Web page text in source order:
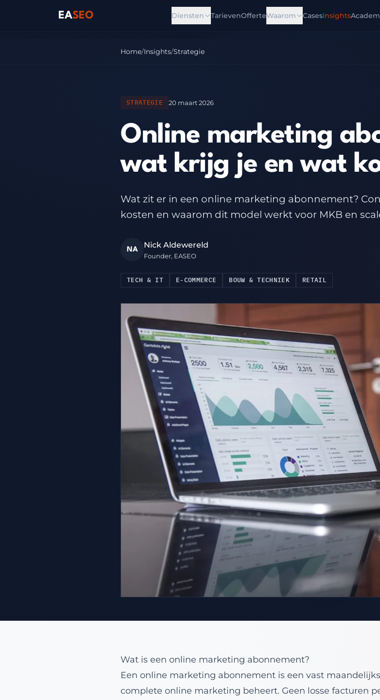
EASEO Diensten TarievenOfferteWaarom CasesInsights
Home/Insights/Strategie
STRATEGIE 20 maart 2026
Online marketing
wat krijg je en wat
Wat zit er in een online marketing abonnement?
kosten en waarom dit model werkt voor MKB en
NA
Nick Aldewereld
Founder, EASEO
TECH & IT E-COMMERCE BOUW & TECHNIEK RETAIL
Wat is een online marketing abonnement?
Een online marketing abonnement is een vast
complete online marketing beheert. Geen losse facturen